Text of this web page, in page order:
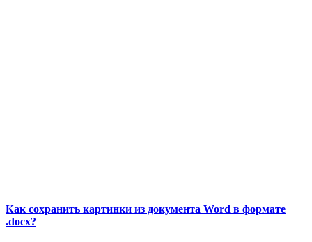
Как сохранить картинки из документа Word в формате
.docx?